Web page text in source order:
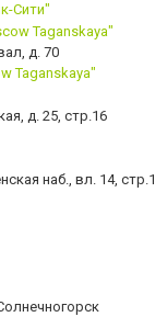
Сити"
д. 70
Taganskaya"
д. 25, стр.16
наб., вл. 14, стр.1